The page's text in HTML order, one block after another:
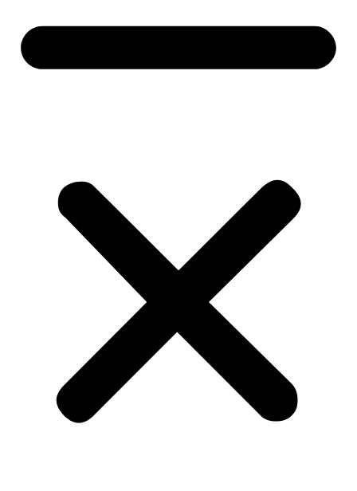
Baterije i punjači
Pile i sjekire
Bušilice i odvijači
Čekići
Mjerne alatke
Ključevi i gedore
Makaze za živicu
Kosilice
Motorne pile